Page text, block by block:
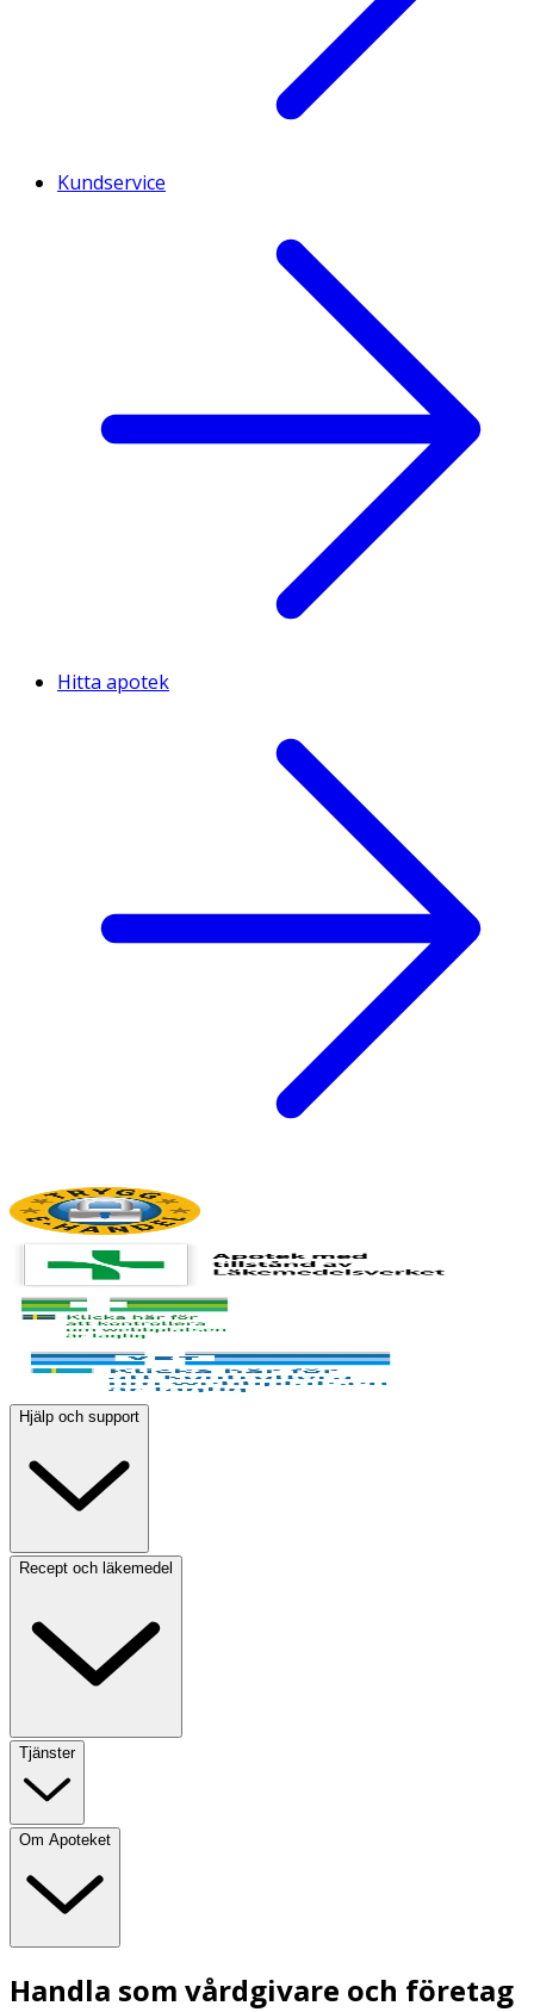
Kundservice
Hitta apotek
Hjälp och support
Recept och läkemedel
Tjänster
Om Apoteket
Handla som vårdgivare och företag